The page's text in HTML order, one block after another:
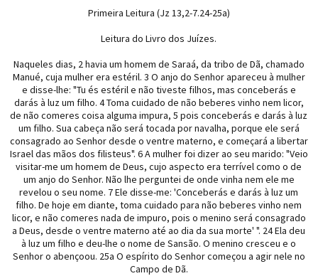
Primeira Leitura (Jz 13,2-7.24-25a)
Leitura do Livro dos Juízes.
Naqueles dias, 2 havia um homem de Saraá, da tribo de Dã, chamado
Manué, cuja mulher era estéril. 3 O anjo do Senhor apareceu à mulher
e disse-lhe: "Tu és estéril e não tiveste filhos, mas conceberás e
darás à luz um filho. 4 Toma cuidado de não beberes vinho nem licor,
de não comeres coisa alguma impura, 5 pois conceberás e darás à luz
um filho. Sua cabeça não será tocada por navalha, porque ele será
consagrado ao Senhor desde o ventre materno, e começará a libertar
Israel das mãos dos filisteus". 6 A mulher foi dizer ao seu marido: "Veio
visitar-me um homem de Deus, cujo aspecto era terrível como o de
um anjo do Senhor. Não lhe perguntei de onde vinha nem ele me
revelou o seu nome. 7 Ele disse-me: 'Conceberás e darás à luz um
filho. De hoje em diante, toma cuidado para não beberes vinho nem
licor, e não comeres nada de impuro, pois o menino será consagrado
a Deus, desde o ventre materno até ao dia da sua morte' ". 24 Ela deu
à luz um filho e deu-lhe o nome de Sansão. O menino cresceu e o
Senhor o abençoou. 25a O espírito do Senhor começou a agir nele no
Campo de Dã.